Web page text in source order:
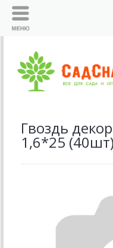
Гвоздь
1,6*25